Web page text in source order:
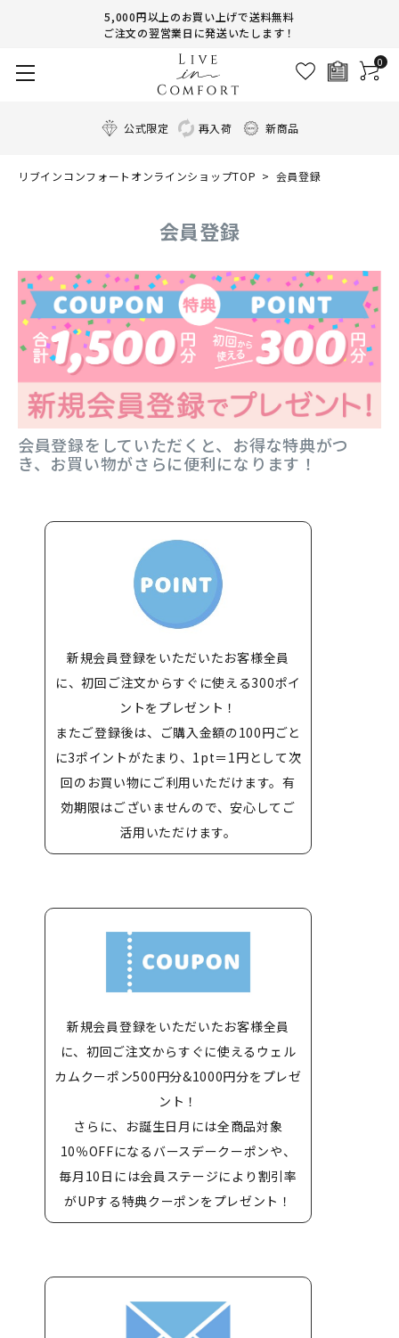
5,000円以上のお買い上げで送料無料
ご注文の翌営業日に発送いたします！
0
公式限定 再入荷 新商品
リブインコンフォートオンラインショップTOP 会員登録
会員登録
会員登録をしていただくと、お得な特典がつ
き、お買い物がさらに便利になります！
新規会員登録をいただいたお客様全員
に、初回ご注文からすぐに使える300ポイ
ントをプレゼント！
またご登録後は、ご購入金額の100円ごと
に3ポイントがたまり、1pt＝1円として次
回のお買い物にご利用いただけます。有
効期限はございませんので、安心してご
活用いただけます。
新規会員登録をいただいたお客様全員
に、初回ご注文からすぐに使えるウェル
カムクーポン500円分&1000円分をプレゼ
ント！
さらに、お誕生日月には全商品対象
10％OFFになるバースデークーポンや、
毎月10日には会員ステージにより割引率
がUPする特典クーポンをプレゼント！